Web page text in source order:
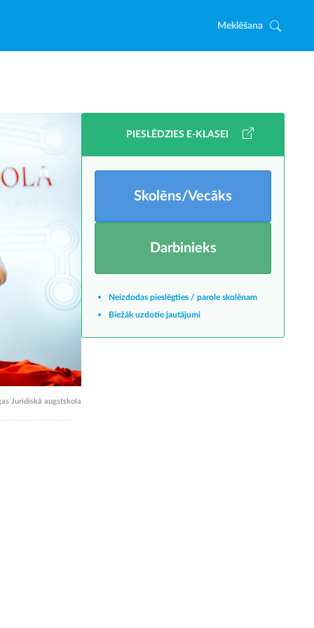
Meklēšana
Juridiskā augstskola
PIESLĒDZIES E-KLASEI
Skolēns/Vecāks
Darbinieks
Neizdodas pieslēgties / parole skolēnam
Biežāk uzdotie jautājumi